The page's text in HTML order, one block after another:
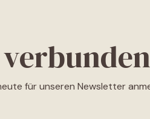
für unseren Newsletter